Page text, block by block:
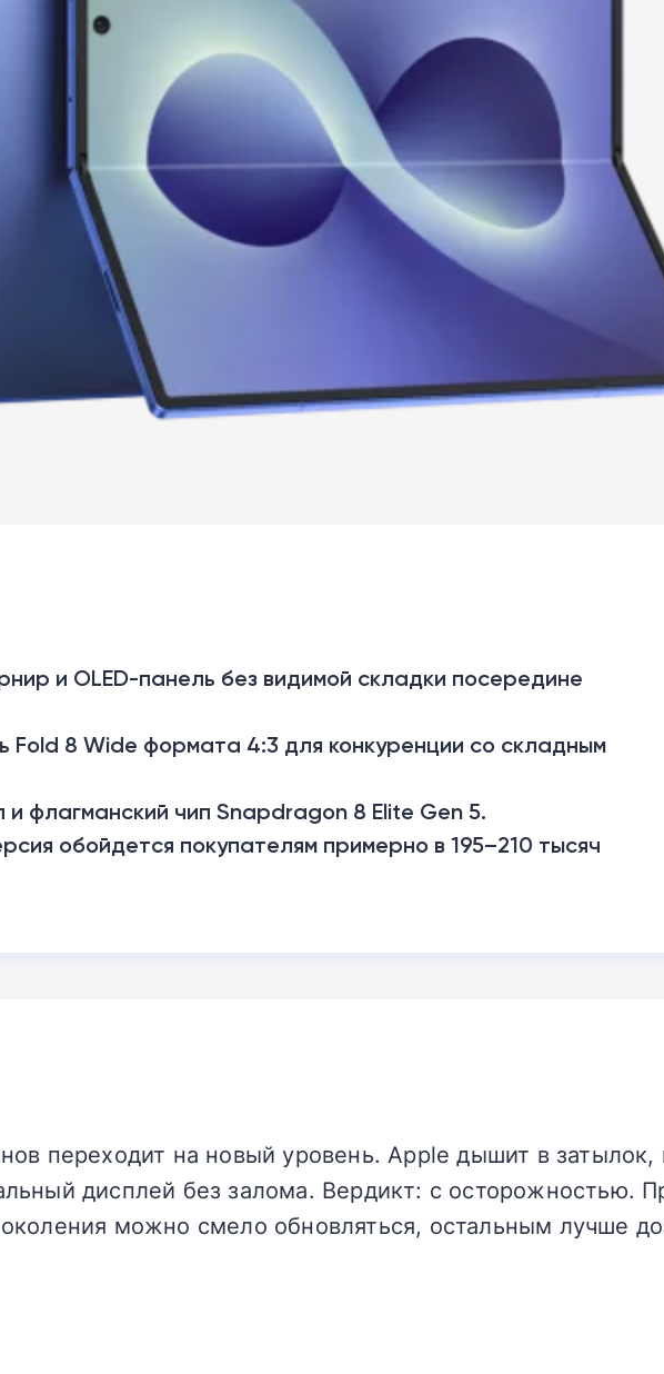
и OLED-панель без видимой складки посередине
Fold 8 Wide формата 4:3 для конкуренции со складным
флагманский чип Snapdragon 8 Elite Gen 5.
обойдется покупателям примерно в 195–210 тысяч
переходит на новый уровень. Apple дышит в
дисплей без залома. Вердикт: с осторожностью.
можно смело обновляться, остальным лучше